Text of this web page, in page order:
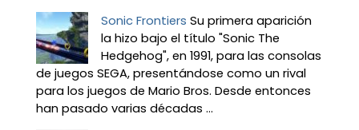
Sonic Frontiers Su primera aparición
la hizo bajo el título "Sonic The
Hedgehog", en 1991, para las consolas
de juegos SEGA, presentándose como un rival
para los juegos de Mario Bros. Desde entonces
han pasado varias décadas ...